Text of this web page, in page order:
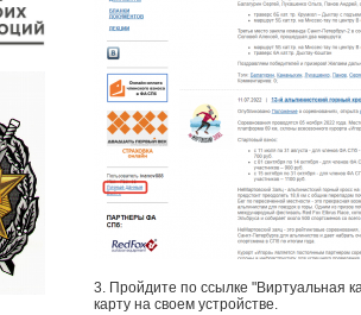
3. Пройдите по ссылке "Виртуальная
карту на своем устройстве.